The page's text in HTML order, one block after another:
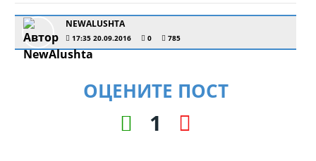
NEWALUSHTA
17:35 20.09.2016 0 785
ОЦЕНИТЕ ПОСТ
1